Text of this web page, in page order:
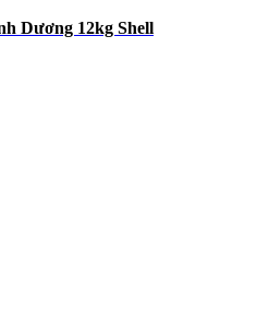
Dương 12kg Shell